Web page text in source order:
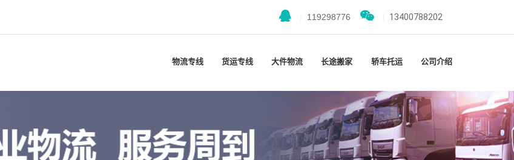
119298776 13400788202
物流专线 货运专线 大件物流 长途搬家 轿车托运 公司介绍